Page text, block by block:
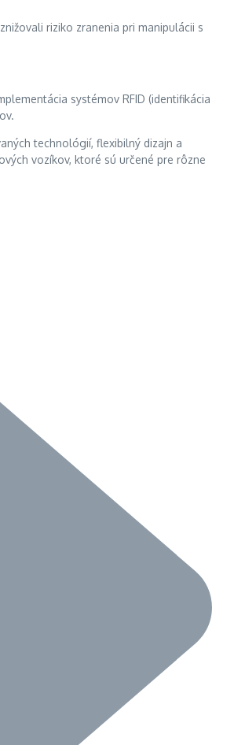
riziko zranenia pri manipulácii s
systémov RFID (identifikácia
technológií, flexibilný dizajn a
vozíkov, ktoré sú určené pre rôzne